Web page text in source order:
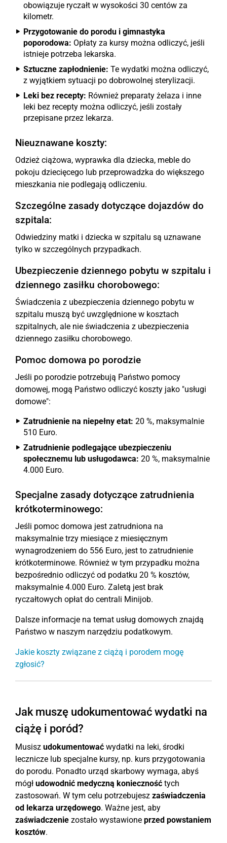
obowiązuje ryczałt w wysokości 30 centów za
kilometr.
Przygotowanie do porodu i gimnastyka
poporodowa: Opłaty za kursy można odliczyć, jeśli
istnieje potrzeba lekarska.
Sztuczne zapłodnienie: Te wydatki można odliczyć,
z wyjątkiem sytuacji po dobrowolnej sterylizacji.
Leki bez recepty: Również preparaty żelaza i inne
leki bez recepty można odliczyć, jeśli zostały
przepisane przez lekarza.
Nieuznawane koszty:
Odzież ciążowa, wyprawka dla dziecka, meble do
pokoju dziecięcego lub przeprowadzka do większego
mieszkania nie podlegają odliczeniu.
Szczególne zasady dotyczące dojazdów do
szpitala:
Odwiedziny matki i dziecka w szpitalu są uznawane
tylko w szczególnych przypadkach.
Ubezpieczenie dziennego pobytu w szpitalu i
dziennego zasiłku chorobowego:
Świadczenia z ubezpieczenia dziennego pobytu w
szpitalu muszą być uwzględnione w kosztach
szpitalnych, ale nie świadczenia z ubezpieczenia
dziennego zasiłku chorobowego.
Pomoc domowa po porodzie
Jeśli po porodzie potrzebują Państwo pomocy
domowej, mogą Państwo odliczyć koszty jako "usługi
domowe":
Zatrudnienie na niepełny etat: 20 %, maksymalnie
510 Euro.
Zatrudnienie podlegające ubezpieczeniu
społecznemu lub usługodawca: 20 %, maksymalnie
4.000 Euro.
Specjalne zasady dotyczące zatrudnienia
krótkoterminowego:
Jeśli pomoc domowa jest zatrudniona na
maksymalnie trzy miesiące z miesięcznym
wynagrodzeniem do 556 Euro, jest to zatrudnienie
krótkoterminowe. Również w tym przypadku można
bezpośrednio odliczyć od podatku 20 % kosztów,
maksymalnie 4.000 Euro. Zaletą jest brak
ryczałtowych opłat do centrali Minijob.
Dalsze informacje na temat usług domowych znajdą
Państwo w naszym narzędziu podatkowym.
Jakie koszty związane z ciążą i porodem mogę
zgłosić?
Jak muszę udokumentować wydatki na
ciążę i poród?
Musisz udokumentować wydatki na leki, środki
lecznicze lub specjalne kursy, np. kurs przygotowania
do porodu. Ponadto urząd skarbowy wymaga, abyś
mógł udowodnić medyczną konieczność tych
zastosowań. W tym celu potrzebujesz zaświadczenia
od lekarza urzędowego. Ważne jest, aby
zaświadczenie zostało wystawione przed powstaniem
kosztów.